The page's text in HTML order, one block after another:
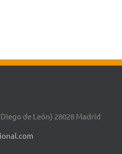
de León) 28028 Madrid